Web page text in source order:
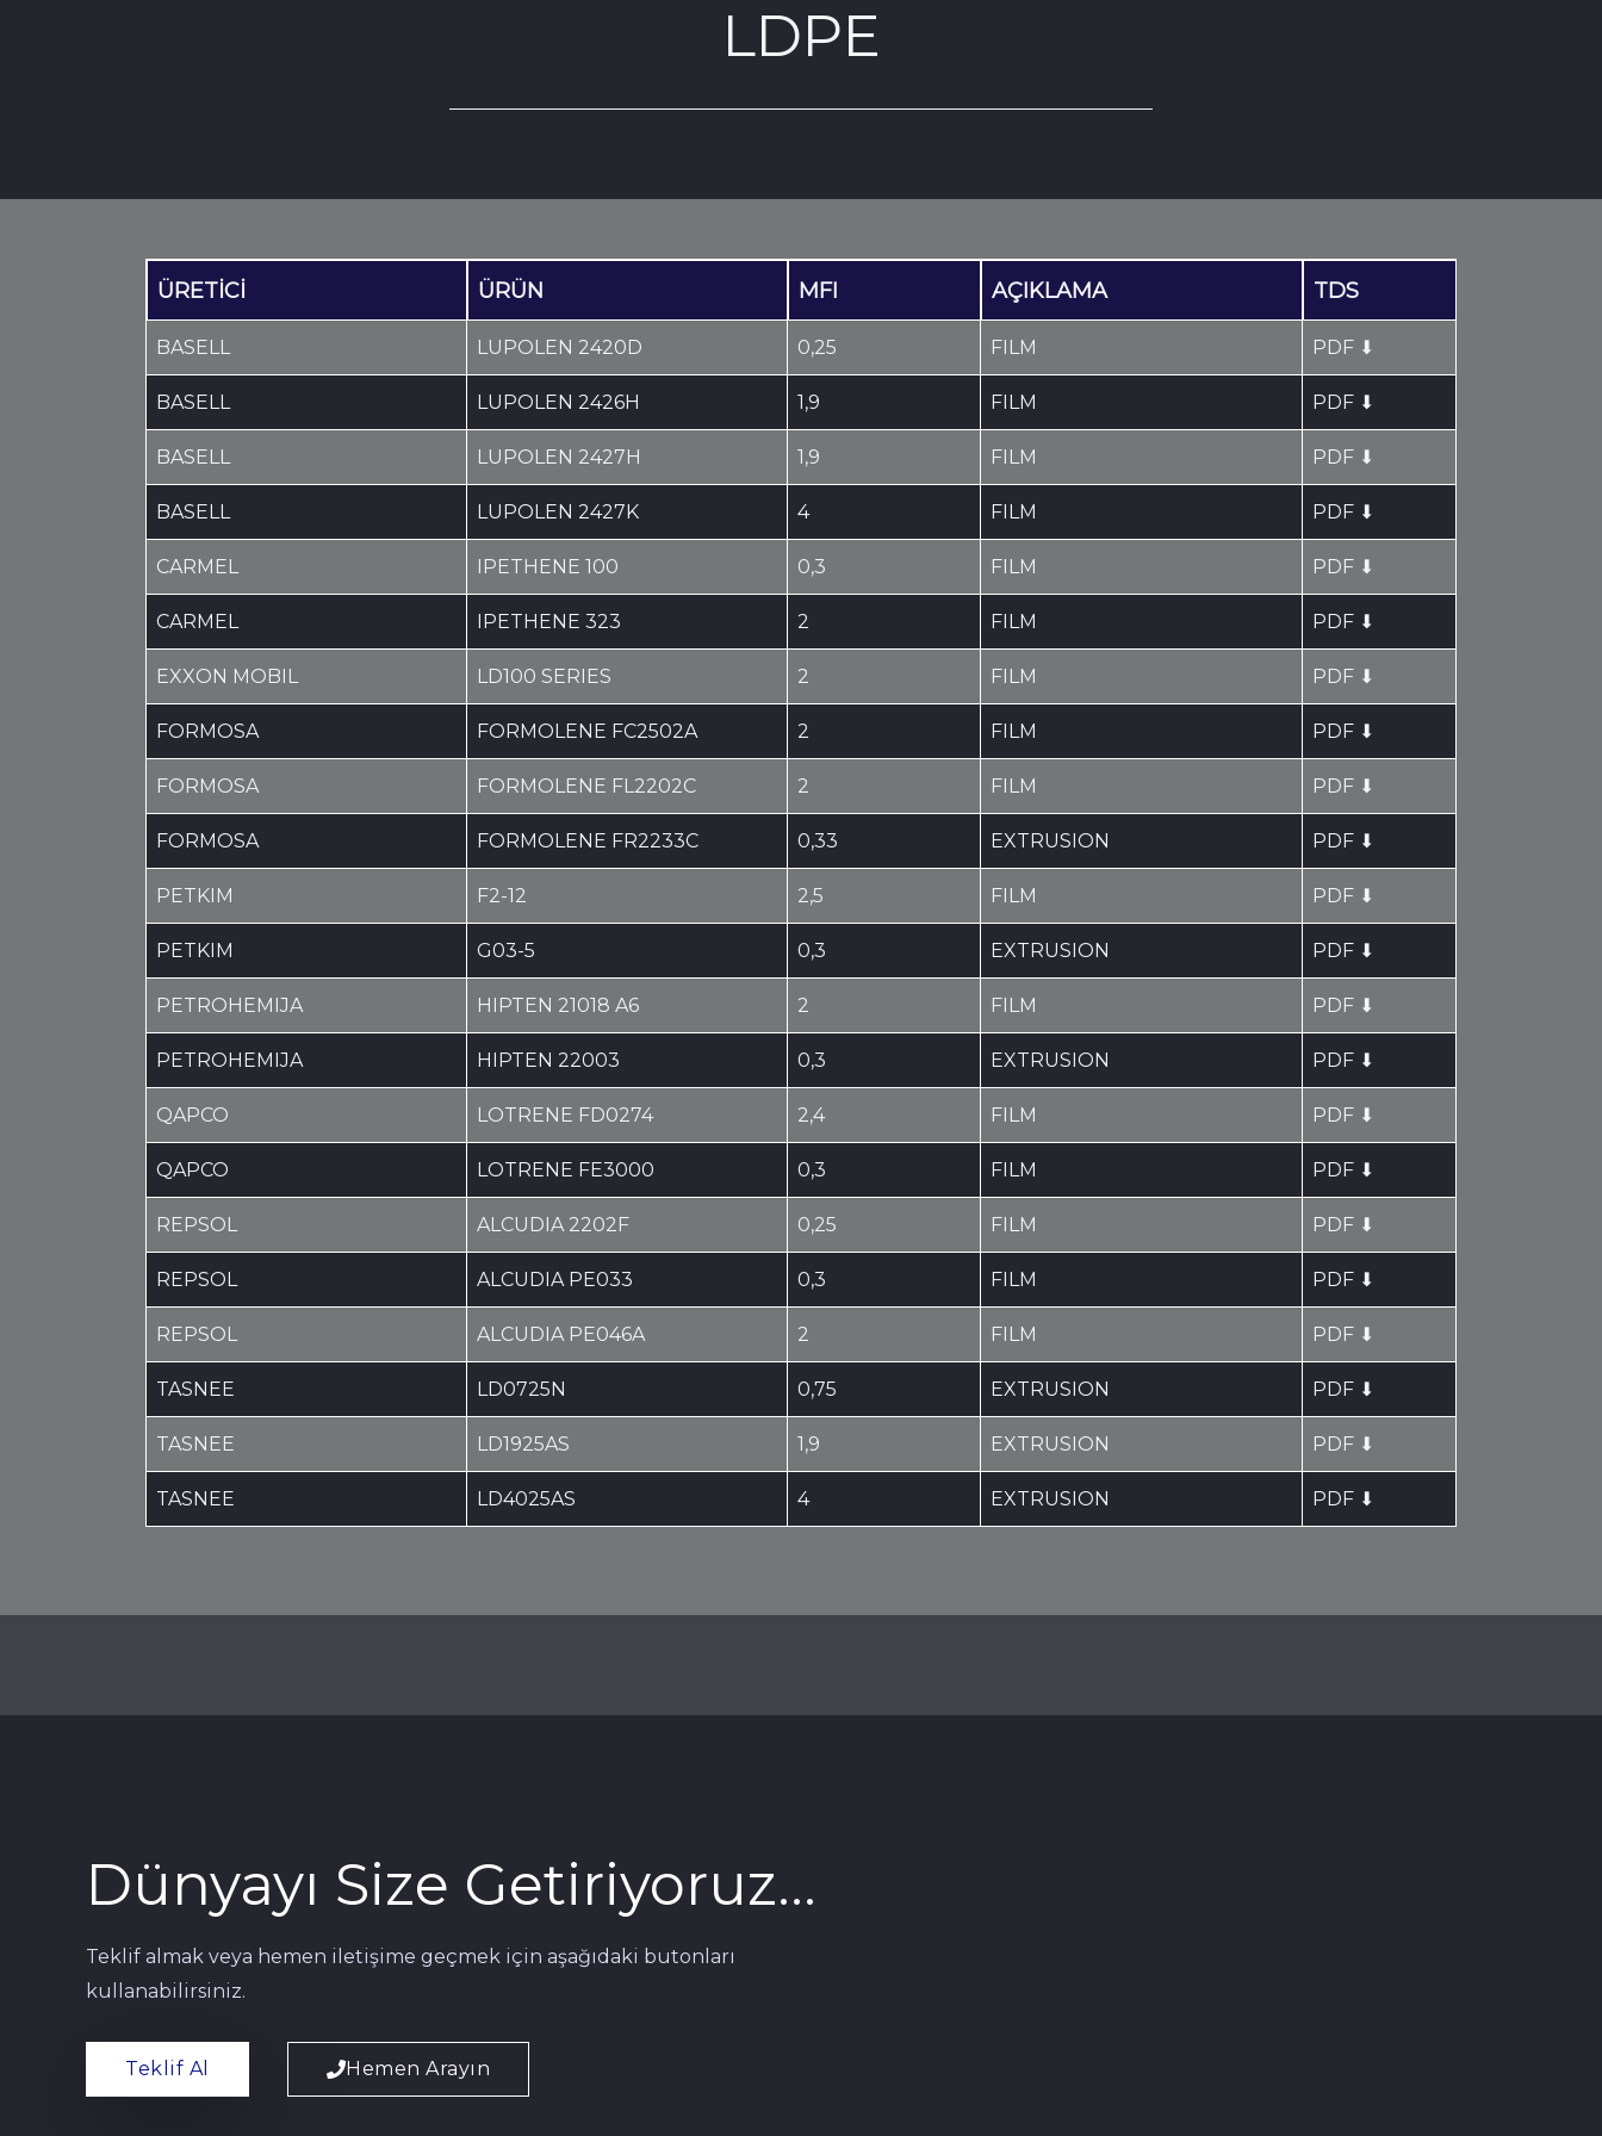
LDPE
ÜRETİCİ ÜRÜN MFI AÇIKLAMA TDS
BASELL LUPOLEN 2420D 0,25 FILM PDF ⬇
BASELL LUPOLEN 2426H 1,9 FILM PDF ⬇
BASELL LUPOLEN 2427H 1,9 FILM PDF ⬇
BASELL LUPOLEN 2427K 4 FILM PDF ⬇
CARMEL IPETHENE 100 0,3 FILM PDF ⬇
CARMEL IPETHENE 323 2 FILM PDF ⬇
EXXON MOBIL LD100 SERIES 2 FILM PDF ⬇
FORMOSA FORMOLENE FC2502A 2 FILM PDF ⬇
FORMOSA FORMOLENE FL2202C 2 FILM PDF ⬇
FORMOSA FORMOLENE FR2233C 0,33 EXTRUSION PDF ⬇
PETKIM F2-12 2,5 FILM PDF ⬇
PETKIM G03-5 0,3 EXTRUSION PDF ⬇
PETROHEMIJA HIPTEN 21018 A6 2 FILM PDF ⬇
PETROHEMIJA HIPTEN 22003 0,3 EXTRUSION PDF ⬇
QAPCO LOTRENE FD0274 2,4 FILM PDF ⬇
QAPCO LOTRENE FE3000 0,3 FILM PDF ⬇
REPSOL ALCUDIA 2202F 0,25 FILM PDF ⬇
REPSOL ALCUDIA PE033 0,3 FILM PDF ⬇
REPSOL ALCUDIA PE046A 2 FILM PDF ⬇
TASNEE LD0725N 0,75 EXTRUSION PDF ⬇
TASNEE LD1925AS 1,9 EXTRUSION PDF ⬇
TASNEE LD4025AS 4 EXTRUSION PDF ⬇
Dünyayı Size Getiriyoruz...
Teklif almak veya hemen iletişime geçmek için aşağıdaki butonları
kullanabilirsiniz.
Teklif Al Hemen Arayın